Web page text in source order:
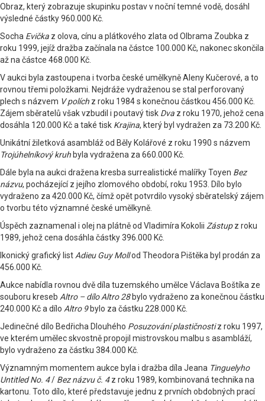
Obraz, který zobrazuje skupinku postav v noční temné vodě, dosáhl
výsledné částky 960.000 Kč.
Socha Evička z olova, cínu a plátkového zlata od Olbrama Zoubka z
roku 1999, jejíž dražba začínala na částce 100.000 Kč, nakonec skončila
až na částce 468.000 Kč.
V aukci byla zastoupena i tvorba české umělkyně Aleny Kučerové, a to
rovnou třemi položkami. Nejdráže vydraženou se stal perforovaný
plech s názvem V polích z roku 1984 s konečnou částkou 456.000 Kč.
Zájem sběratelů však vzbudil i poutavý tisk Dva z roku 1970, jehož cena
dosáhla 120.000 Kč a také tisk Krajina, který byl vydražen za 73.200 Kč.
Unikátní žiletková asambláž od Běly Kolářové z roku 1990 s názvem
Trojúhelníkový kruh byla vydražena za 660.000 Kč.
Dále byla na aukci dražena kresba surrealistické malířky Toyen Bez
názvu, pocházející z jejího zlomového období, roku 1953. Dílo bylo
vydraženo za 420.000 Kč, čímž opět potvrdilo vysoký sběratelský zájem
o tvorbu této významné české umělkyně.
Úspěch zaznamenal i olej na plátně od Vladimíra Kokolii Zástupz roku
1989, jehož cena dosáhla částky 396.000 Kč.
Ikonický grafický list Adieu Guy Mollod Theodora Pištěka byl prodán za
456.000 Kč.
Aukce nabídla rovnou dvě díla tuzemského umělce Václava Boštíka ze
souboru kreseb Altro – dílo Altro 28bylo vydraženo za konečnou částku
240.000 Kč a dílo Altro 9bylo za částku 228.000 Kč.
Jedinečné dílo Bedřicha Dlouhého Posuzování plastičnostiz roku 1997,
ve kterém umělec skvostně propojil mistrovskou malbu s asambláží,
bylo vydraženo za částku 384.000 Kč.
Významným momentem aukce byla i dražba díla Jeana Tinguelyho
Untitled No. 4/ Bez názvu č. 4z roku 1989, kombinovaná technika na
kartonu. Toto dílo, které představuje jednu z prvních obdobných prací